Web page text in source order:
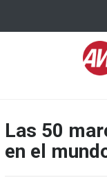
Las 50
en el